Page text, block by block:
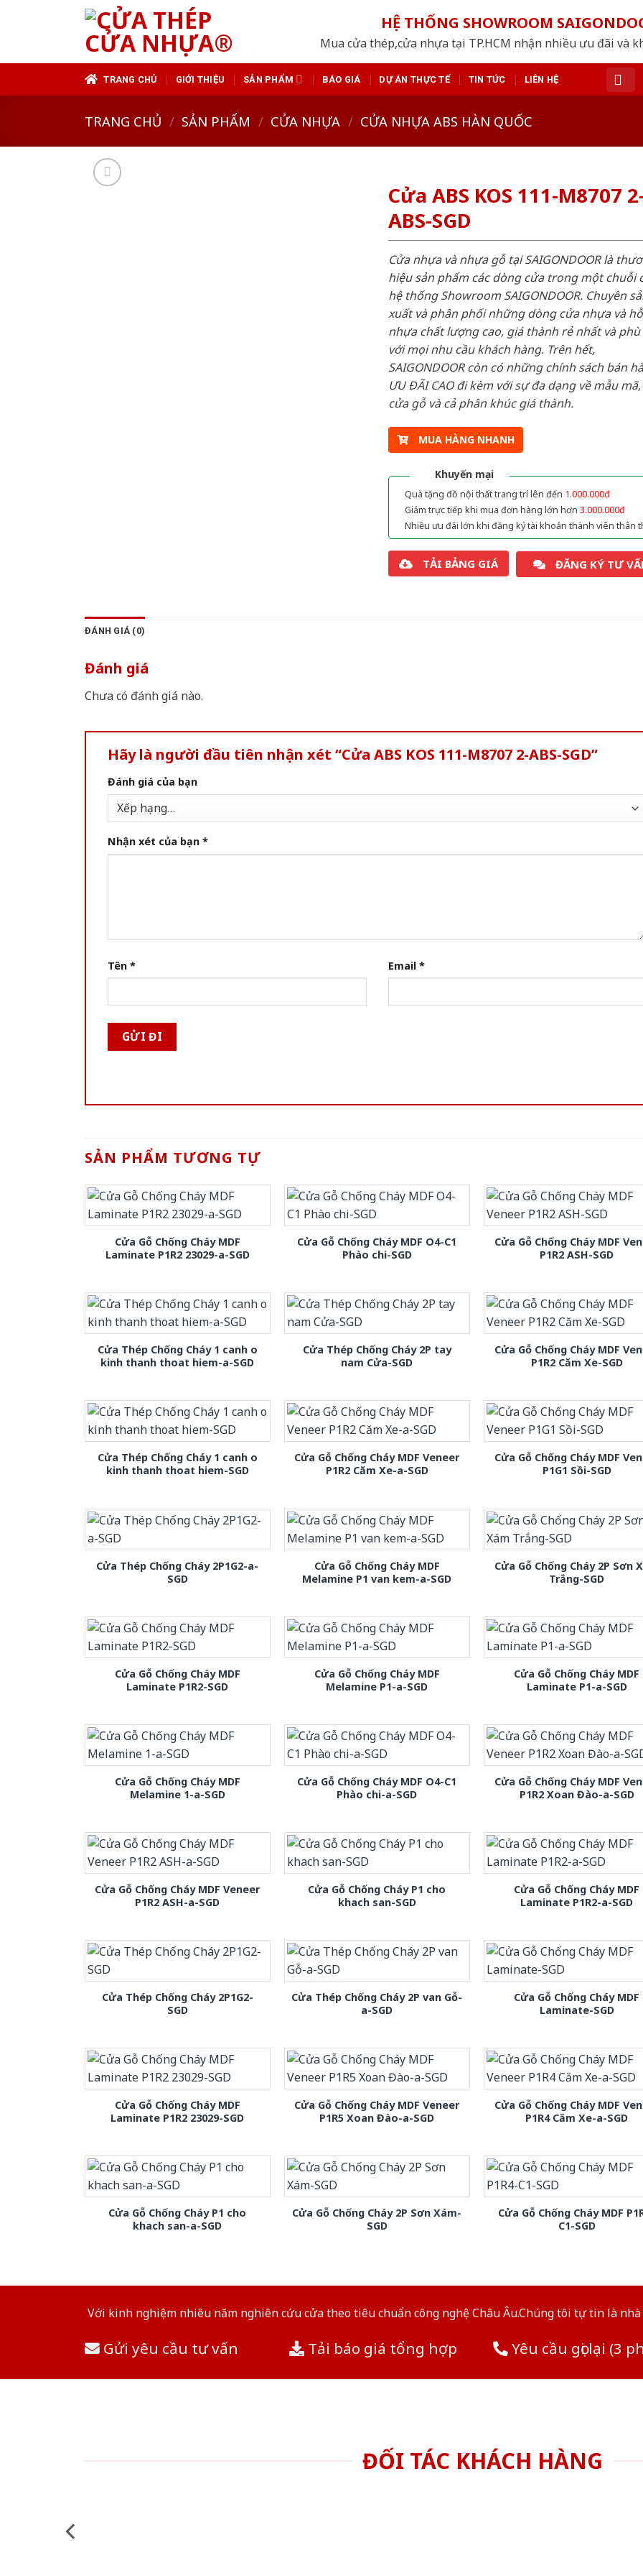
HỆ THỐNG SHOWROOM
Mua cửa thép,cửa nhựa tại TP.HCM nhận nhiều ưu đãi và
TRANG CHỦ GIỚI THIỆU SẢN PHẨM BÁO GIÁ DỰ ÁN THỰC TẾ TIN TỨC LIÊN HỆ
TRANG CHỦ / SẢN PHẨM / CỬA NHỰA / CỬA NHỰA ABS HÀN QUỐC
Cửa ABS KOS 111-M8707
ABS-SGD
Cửa nhựa và nhựa gỗ tại SAIGONDOOR là
hiệu sản phẩm các dòng cửa trong một chuỗi
hệ thống Showroom SAIGONDOOR. Chuyên
xuất và phân phối những dòng cửa nhựa và
nhựa chất lượng cao, giá thành rẻ nhất và
với mọi nhu cầu khách hàng. Trên hết,
SAIGONDOOR còn có những chính sách bán
ƯU ĐÃI CAO đi kèm với sự đa dạng về mẫu
cửa gỗ và cả phân khúc giá thành.
MUA HÀNG NHANH
Khuyến mại
Quà tặng đồ nội thất trang trí lên đến 1.000.000đ
Giảm trực tiếp khi mua đơn hàng lớn hơn 3.000.000đ
Nhiều ưu đãi lớn khi đăng ký tài khoản thành viên thân
TẢI BẢNG GIÁ ĐĂNG KÝ TƯ
ĐÁNH GIÁ (0)
Đánh giá
Chưa có đánh giá nào.
Hãy là người đầu tiên nhận xét “Cửa ABS KOS 111-M8707 2-ABS-SGD”
Đánh giá của bạn
Nhận xét của bạn *
Tên * Email *
SẢN PHẨM TƯƠNG TỰ
Cửa Gỗ Chống Cháy MDF
Laminate P1R2 23029-a-SGD
Cửa Gỗ Chống Cháy MDF O4-C1
Phào chi-SGD
Cửa Gỗ Chống Cháy MDF
P1R2 ASH-SGD
Cửa Thép Chống Cháy 1 canh o
kinh thanh thoat hiem-a-SGD
Cửa Thép Chống Cháy 2P tay
nam Cửa-SGD
Cửa Gỗ Chống Cháy MDF
P1R2 Căm Xe-SGD
Cửa Thép Chống Cháy 1 canh o
kinh thanh thoat hiem-SGD
Cửa Gỗ Chống Cháy MDF Veneer
P1R2 Căm Xe-a-SGD
Cửa Gỗ Chống Cháy MDF
P1G1 Sồi-SGD
Cửa Thép Chống Cháy 2P1G2-a-
SGD
Cửa Gỗ Chống Cháy MDF
Melamine P1 van kem-a-SGD
Cửa Gỗ Chống Cháy 2P Sơn
Trắng-SGD
Cửa Gỗ Chống Cháy MDF
Laminate P1R2-SGD
Cửa Gỗ Chống Cháy MDF
Melamine P1-a-SGD
Cửa Gỗ Chống Cháy MDF
Laminate P1-a-SGD
Cửa Gỗ Chống Cháy MDF
Melamine 1-a-SGD
Cửa Gỗ Chống Cháy MDF O4-C1
Phào chi-a-SGD
Cửa Gỗ Chống Cháy MDF
P1R2 Xoan Đào-a-SGD
Cửa Gỗ Chống Cháy MDF Veneer
P1R2 ASH-a-SGD
Cửa Gỗ Chống Cháy P1 cho
khach san-SGD
Cửa Gỗ Chống Cháy MDF
Laminate P1R2-a-SGD
Cửa Thép Chống Cháy 2P1G2-
SGD
Cửa Thép Chống Cháy 2P van Gỗ-
a-SGD
Cửa Gỗ Chống Cháy MDF
Laminate-SGD
Cửa Gỗ Chống Cháy MDF
Laminate P1R2 23029-SGD
Cửa Gỗ Chống Cháy MDF Veneer
P1R5 Xoan Đào-a-SGD
Cửa Gỗ Chống Cháy MDF
P1R4 Căm Xe-a-SGD
Cửa Gỗ Chống Cháy P1 cho
khach san-a-SGD
Cửa Gỗ Chống Cháy 2P Sơn Xám-
SGD
Cửa Gỗ Chống Cháy MDF
C1-SGD
Với kinh nghiệm nhiêu năm nghiên cứu cửa theo tiêu chuẩn công nghệ Châu Âu.Chúng tôi tự tin là
Gửi yêu cầu tư vấn Tải báo giá tổng hợp Yêu cầu gọi lại (3
ĐỐI TÁC KHÁCH HÀNG